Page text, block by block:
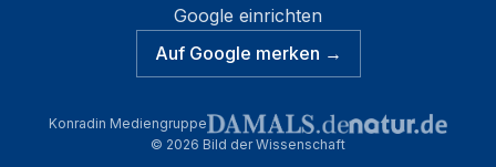
Google einrichten
Auf Google merken →
Konradin Mediengruppe
© 2026 Bild der Wissenschaft